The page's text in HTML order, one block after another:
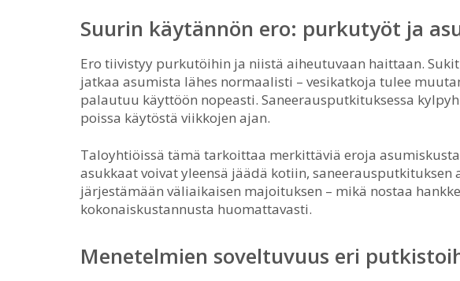
Suurin käytännön ero: purkutyöt ja
Ero tiivistyy purkutöihin ja niistä aiheutuvaan haittaan.
jatkaa asumista lähes normaalisti – vesikatkoja tulee
palautuu käyttöön nopeasti. Saneerausputkituksessa
poissa käytöstä viikkojen ajan.
Taloyhtiöissä tämä tarkoittaa merkittäviä eroja
asukkaat voivat yleensä jäädä kotiin,
järjestämään väliaikaisen majoituksen – mikä nostaa
kokonaiskustannusta huomattavasti.
Menetelmien soveltuvuus eri